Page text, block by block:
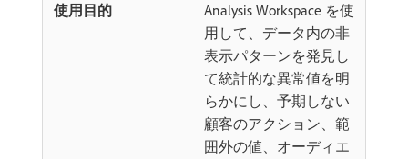
Analysis Workspace を使
用して、データ内の非
表示パターンを発見し
て統計的な異常値を明
らかにし、予期しない
顧客のアクション、範
囲外の値、オーディエ